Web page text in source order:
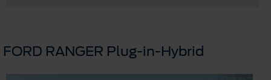
FORD RANGER Plug-in-Hybrid